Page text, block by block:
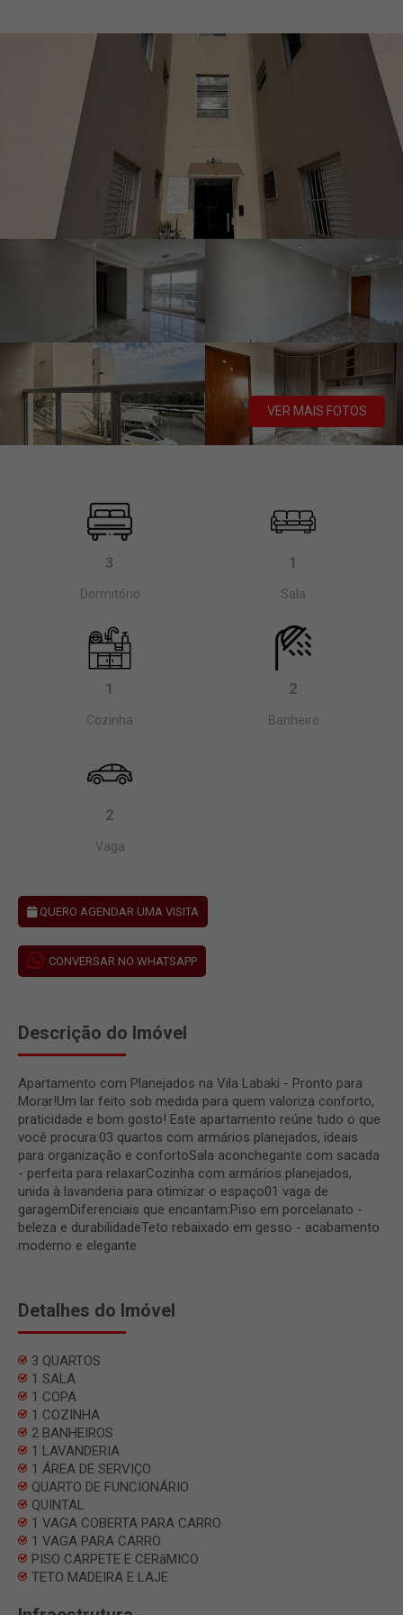
VER MAIS FOTOS
3
Dormitório
1
Sala
1
Cozinha
2
Banheiro
2
Vaga
QUERO AGENDAR UMA VISITA
CONVERSAR NO WHATSAPP
Descrição do Imóvel
Apartamento com Planejados na Vila Labaki - Pronto para
Morar!Um lar feito sob medida para quem valoriza conforto,
praticidade e bom gosto! Este apartamento reúne tudo o que
você procura:03 quartos com armários planejados, ideais
para organização e confortoSala aconchegante com sacada
- perfeita para relaxarCozinha com armários planejados,
unida à lavanderia para otimizar o espaço01 vaga de
garagemDiferenciais que encantam:Piso em porcelanato -
beleza e durabilidadeTeto rebaixado em gesso - acabamento
moderno e elegante
Detalhes do Imóvel
3 QUARTOS
1 SALA
1 COPA
1 COZINHA
2 BANHEIROS
1 LAVANDERIA
1 ÁREA DE SERVIÇO
QUARTO DE FUNCIONÁRIO
QUINTAL
1 VAGA COBERTA PARA CARRO
1 VAGA PARA CARRO
PISO CARPETE E CERâMICO
TETO MADEIRA E LAJE